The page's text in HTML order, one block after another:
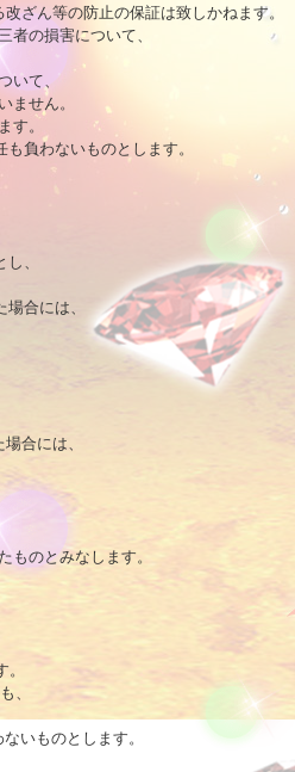
ざん等の防止の保証は致しかねます。
者の損害について、
いて、
ません。
す。
負わないものとします。
、
合には、
合には、
のとみなします。
、
いものとします。